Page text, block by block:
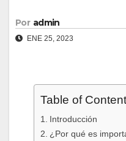
Por admin
ENE 25, 2023
Table of
Introducción
¿Por qué es